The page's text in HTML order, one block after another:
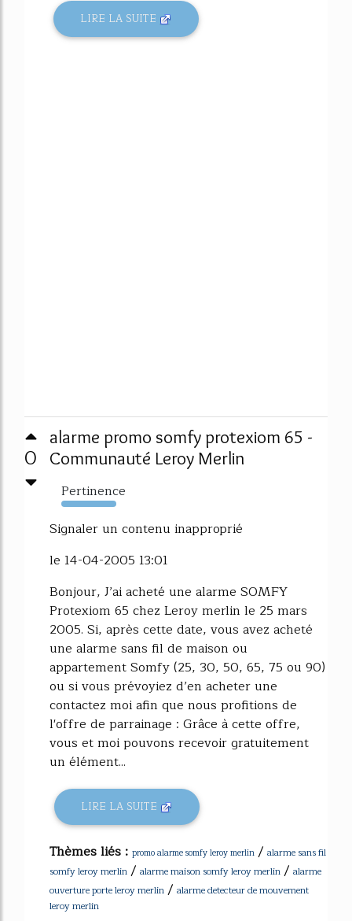
LIRE LA SUITE
0
alarme promo somfy protexiom 65 -
Communauté Leroy Merlin
Pertinence
1553%
Signaler un contenu inapproprié
le 14-04-2005 13:01
Bonjour, J’ai acheté une alarme SOMFY
Protexiom 65 chez Leroy merlin le 25 mars
2005. Si, après cette date, vous avez acheté
une alarme sans fil de maison ou
appartement Somfy (25, 30, 50, 65, 75 ou 90)
ou si vous prévoyiez d’en acheter une
contactez moi afin que nous profitions de
l'offre de parrainage : Grâce à cette offre,
vous et moi pouvons recevoir gratuitement
un élément...
LIRE LA SUITE
Thèmes liés : promo alarme somfy leroy merlin / alarme sans fil
somfy leroy merlin / alarme maison somfy leroy merlin / alarme
ouverture porte leroy merlin / alarme detecteur de mouvement
leroy merlin